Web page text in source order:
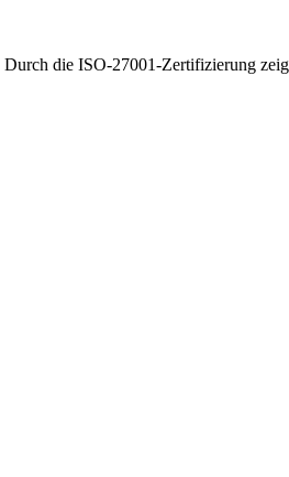
die ISO-27001-Zertifizierung